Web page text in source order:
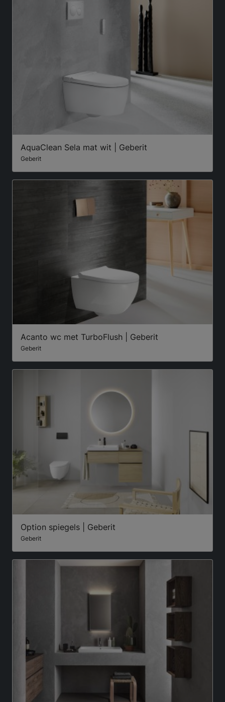
AquaClean Sela mat wit | Geberit
Geberit
Acanto wc met TurboFlush | Geberit
Geberit
Option spiegels | Geberit
Geberit